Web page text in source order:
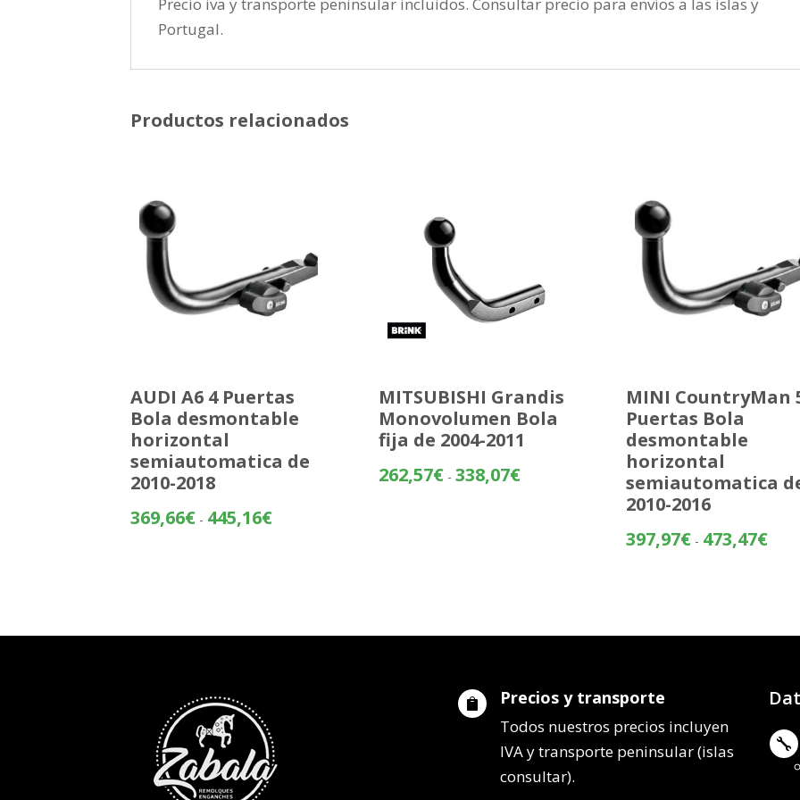
Portugal.
Productos relacionados
AUDI A6 4 Puertas
Bola desmontable
horizontal
semiautomatica de
2010-2018
369,66€ - 445,16€Rango
445,16€
MITSUBISHI Grandis
Monovolumen Bola
fija de 2004-2011
262,57€ - 338,07€Rango
MINI CountryMan
Puertas Bola
desmontable
horizontal
semiautomatica
2010-2016
397,97€ - 473,47€
hasta
 Precios y transporte
Todos nuestros precios incluyen
IVA y transporte peninsular (islas
consultar).
